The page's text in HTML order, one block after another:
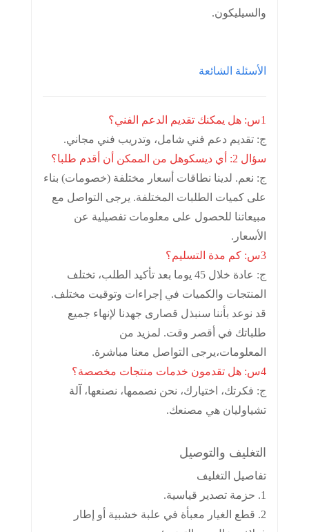
والسيليكون.
الأسئلة الشائعة
1س: هل يمكنك تقديم الدعم الفني؟
ج: تقديم دعم فني شامل، وتدريب فني مجاني.
سؤال 2: أي ديسكو
هل من الممكن أن أقدم طلبا؟
ج: نعم. لدينا نطاقات أسعار مختلفة (خصومات) بناء
على كميات الطلبات المختلفة. يرجى التواصل مع
مبيعاتنا للحصول على معلومات تفصيلية عن
الأسعار.
3س: كم مدة التسليم؟
ج: عادة خلال 45 يوما بعد تأكيد الطلب، تختلف
المنتجات والكميات في إجراءات وتوقيت مختلف.
قد نوعد بأننا سنبذل قصارى جهدنا لإنهاء جميع
طلباتك في أقصر وقت. لمزيد من
المعلومات،يرجى التواصل معنا مباشرة.
4س: هل تقدمون خدمات منتجات مخصصة؟
ج: فكرتك، اختيارك، نحن نصممها، نصنعها، آلة
تشياوليان هي مصنعك.
التغليف والتوصيل
تفاصيل التغليف
1. حزمة تصدير قياسية.
2. قطع الغيار معبأة في علبة خشبية أو إطار